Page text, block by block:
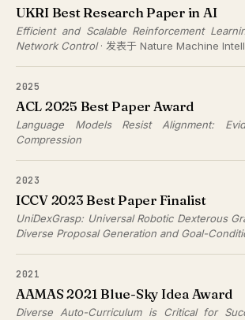
UKRI Best Research Paper in AI
Efficient and Scalable Reinforcement
Network Control· 发表于 Nature Machine
2025
ACL 2025 Best Paper Award
Language Models Resist Alignment:
Compression
2023
ICCV 2023 Best Paper Finalist
UniDexGrasp: Universal Robotic Dexterous
Diverse Proposal Generation and Goal-
2021
AAMAS 2021 Blue-Sky Idea Award
Diverse Auto-Curriculum is Critical for